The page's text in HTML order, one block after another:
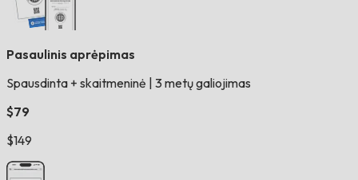
Pasaulinis aprėpimas
Spausdinta + skaitmeninė 3 metų galiojimas
$79
$149